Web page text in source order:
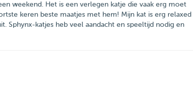
weekend. Het is een verlegen katje die vaak erg moet
keren beste maatjes met hem! Mijn kat is erg relaxed
Sphynx-katjes heb veel aandacht en speeltijd nodig en